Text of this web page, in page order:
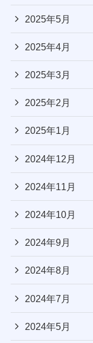
2025年5月
2025年4月
2025年3月
2025年2月
2025年1月
2024年12月
2024年11月
2024年10月
2024年9月
2024年8月
2024年7月
2024年5月